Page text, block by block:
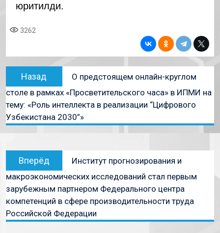
юритилди.
3262
Назад
О предстоящем онлайн-круглом
столе в рамках «Просветительского часа» в ИПМИ на
тему: «Роль интеллекта в реализации “Цифрового
Узбекистана 2030”»
Вперёд
Институт прогнозирования и
макроэкономических исследований стал первым
зарубежным партнером Федерального центра
компетенций в сфере производительности труда
Российской Федерации